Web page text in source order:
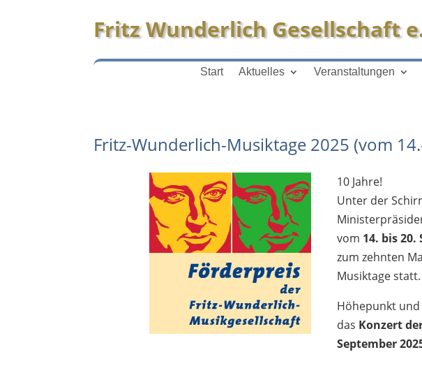
Fritz Wunderlich Gesellschaft
Start Aktuelles Veranstaltungen
Fritz-Wunderlich-Musiktage 2025 (vom
10 Jahre!
Unter der
vom 14. bis 20.
zum zehnten
Musiktage statt.
Höhepunkt
das Konzert
September